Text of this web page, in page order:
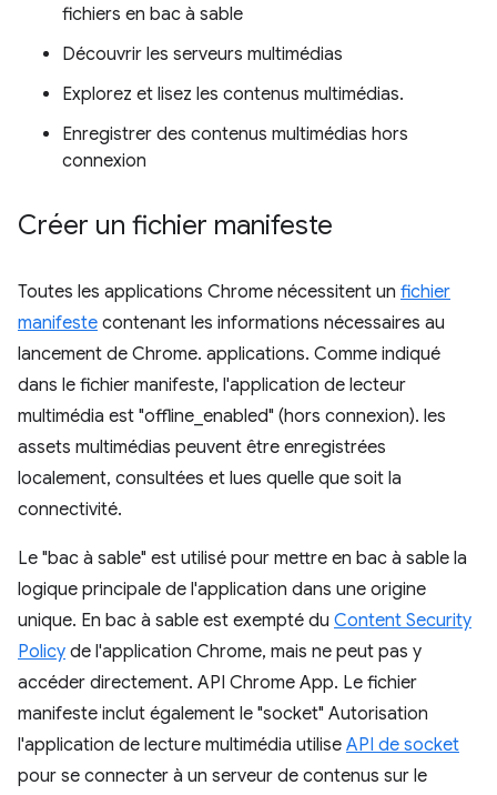
fichiers en bac à sable
Découvrir les serveurs multimédias
Explorez et lisez les contenus multimédias.
Enregistrer des contenus multimédias hors
connexion
Créer un fichier manifeste
Toutes les applications Chrome nécessitent un fichier
manifeste contenant les informations nécessaires au
lancement de Chrome. applications. Comme indiqué
dans le fichier manifeste, l'application de lecteur
multimédia est "offline_enabled" (hors connexion). les
assets multimédias peuvent être enregistrées
localement, consultées et lues quelle que soit la
connectivité.
Le "bac à sable" est utilisé pour mettre en bac à sable la
logique principale de l'application dans une origine
unique. En bac à sable est exempté du Content Security
Policy de l'application Chrome, mais ne peut pas y
accéder directement. API Chrome App. Le fichier
manifeste inclut également le "socket" Autorisation
l'application de lecture multimédia utilise API de socket
pour se connecter à un serveur de contenus sur le